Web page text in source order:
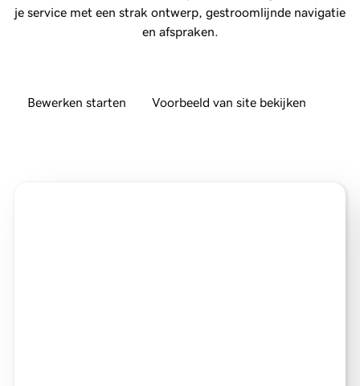
je service met een strak ontwerp, gestroomlijnde navigatie
en afspraken.
Bewerken starten Voorbeeld van site bekijken